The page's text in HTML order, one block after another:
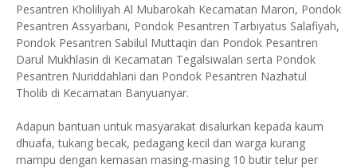
Pesantren Kholiliyah Al Mubarokah Kecamatan Maron, Pondok
Pesantren Assyarbani, Pondok Pesantren Tarbiyatus Salafiyah,
Pondok Pesantren Sabilul Muttaqin dan Pondok Pesantren
Darul Mukhlasin di Kecamatan Tegalsiwalan serta Pondok
Pesantren Nuriddahlani dan Pondok Pesantren Nazhatul
Tholib di Kecamatan Banyuanyar.
Adapun bantuan untuk masyarakat disalurkan kepada kaum
dhuafa, tukang becak, pedagang kecil dan warga kurang
mampu dengan kemasan masing-masing 10 butir telur per